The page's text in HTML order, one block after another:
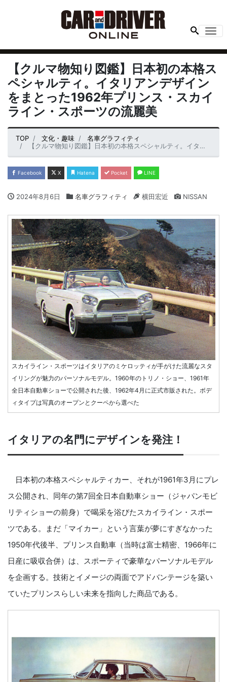
【クルマ物知り図鑑】日本初の本格ス
ペシャルティ。イタリアンデザイン
をまとった1962年プリンス・スカイ
ライン・スポーツの流麗美
TOP 文化・趣味
名車グラフィティ
【クルマ物知り図鑑】日本初の本格スペシャルティ。イタリアンデザインをまとった1962年プリンス・スカイライン・スポーツの流麗美
Facebook X Hatena Pocket LINE
2024年8月6日 名車グラフィティ 横田宏近 NISSAN
スカイライン・スポーツはイタリアのミケロッティが手がけた流麗なスタ
イリングが魅力のパーソナルモデル。1960年のトリノ・ショー、1961年
全日本自動車ショーで公開された後、1962年4月に正式市販された。ボデ
ィタイプは写真のオープンとクーペから選べた
イタリアの名門にデザインを発注！
日本初の本格スペシャルティカー、それが1961年3月にプレ
ス公開され、同年の第7回全日本自動車ショー（ジャパンモビ
リティショーの前身）で喝采を浴びたスカイライン・スポー
ツである。まだ「マイカー」という言葉が夢にすぎなかった
1950年代後半、プリンス自動車（当時は富士精密、1966年に
日産に吸収合併）は、スポーティで豪華なパーソナルモデル
を企画する。技術とイメージの両面でアドバンテージを築い
ていたプリンスらしい未来を指向した商品である。